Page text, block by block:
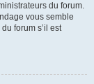
du forum.
vous semble
forum s’il est